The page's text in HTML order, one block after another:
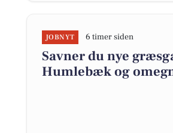
JOBNYT 6 timer siden
Savner du nye
Humlebæk og